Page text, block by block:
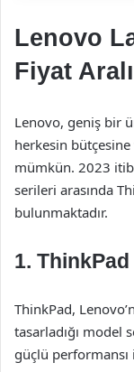
Lenovo
Fiyat
Lenovo, geniş bir
herkesin
mümkün. 2023
serileri arasında
bulunmaktadır.
1.
ThinkPad,
tasarladığı model
güçlü performansı